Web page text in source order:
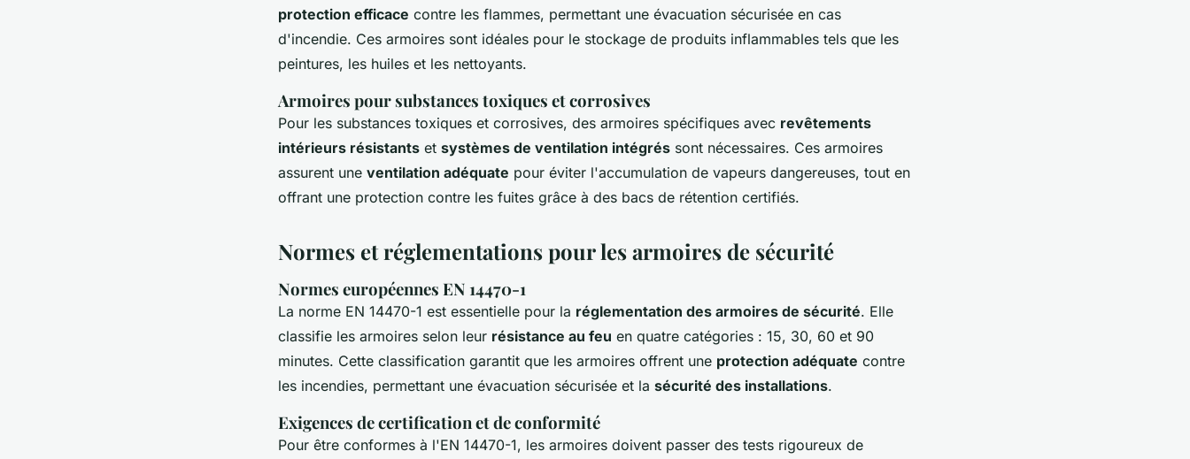
protection efficace contre les flammes, permettant une évacuation sécurisée en cas
d'incendie. Ces armoires sont idéales pour le stockage de produits inflammables tels que les
peintures, les huiles et les nettoyants.
Armoires pour substances toxiques et corrosives
Pour les substances toxiques et corrosives, des armoires spécifiques avec revêtements
intérieurs résistants et systèmes de ventilation intégrés sont nécessaires. Ces armoires
assurent une ventilation adéquate pour éviter l'accumulation de vapeurs dangereuses, tout en
offrant une protection contre les fuites grâce à des bacs de rétention certifiés.
Normes et réglementations pour les armoires de sécurité
Normes européennes EN 14470-1
La norme EN 14470-1 est essentielle pour la réglementation des armoires de sécurité. Elle
classifie les armoires selon leur résistance au feu en quatre catégories : 15, 30, 60 et 90
minutes. Cette classification garantit que les armoires offrent une protection adéquate contre
les incendies, permettant une évacuation sécurisée et la sécurité des installations.
Exigences de certification et de conformité
Pour être conformes à l'EN 14470-1, les armoires doivent passer des tests rigoureux de